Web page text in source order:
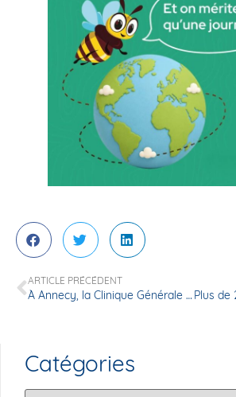
ARTICLE PRÉCÉDENT
À Annecy, la Clinique Générale facilite le parcours de soins de ses patients et améliore le quotidien de ses équipes
Catégories